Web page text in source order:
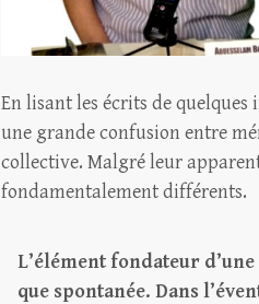
En lisant les écrits de quelques
une grande confusion entre
collective. Malgré leur
fondamentalement différents.
L’élément fondateur
que spontanée. Dans